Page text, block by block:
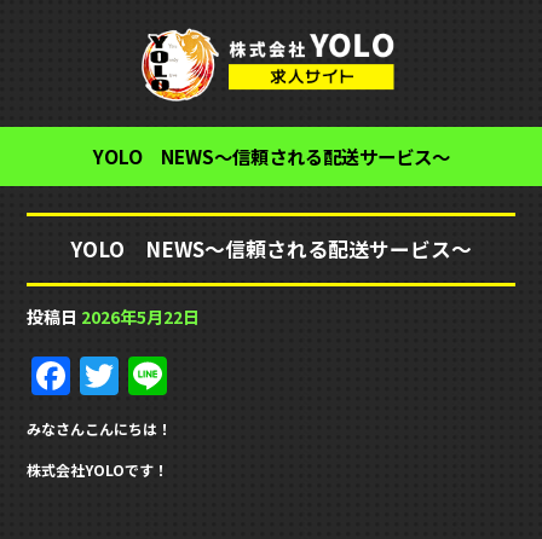
YOLO NEWS～信頼される配送サービス～
YOLO NEWS～信頼される配送サービス～
投稿日 2026年5月22日
F
a
c
e
T
w
it
te
みなさんこんにちは！
株式会社YOLOです！